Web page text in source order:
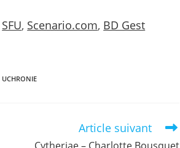
SFU, Scenario.com, BD Gest
UCHRONIE
Article suivant